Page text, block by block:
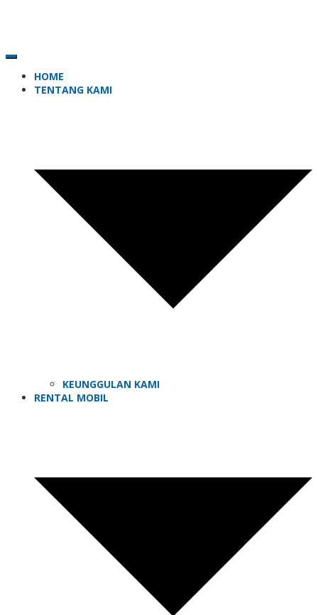
HOME
TENTANG KAMI
KEUNGGULAN KAMI
RENTAL MOBIL